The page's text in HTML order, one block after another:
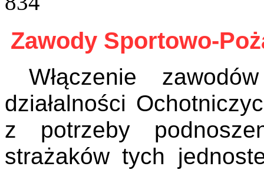
Zawody Sportowo-
Włączenie
działalności
z potrzeby
strażaków tych